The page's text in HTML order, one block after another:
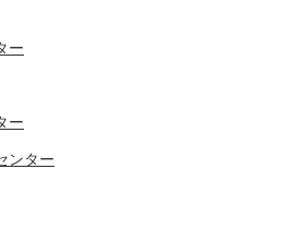
ー
ー
ンター